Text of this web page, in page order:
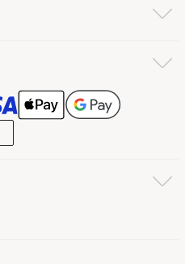
Vooruitbetaling